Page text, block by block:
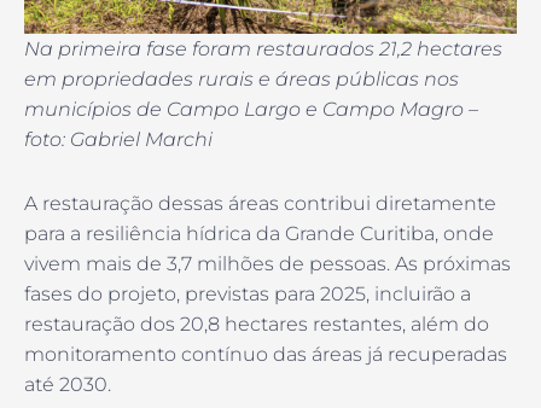
Na primeira fase foram restaurados 21,2 hectares
em propriedades rurais e áreas públicas nos
municípios de Campo Largo e Campo Magro –
foto: Gabriel Marchi
A restauração dessas áreas contribui diretamente
para a resiliência hídrica da Grande Curitiba, onde
vivem mais de 3,7 milhões de pessoas. As próximas
fases do projeto, previstas para 2025, incluirão a
restauração dos 20,8 hectares restantes, além do
monitoramento contínuo das áreas já recuperadas
até 2030.